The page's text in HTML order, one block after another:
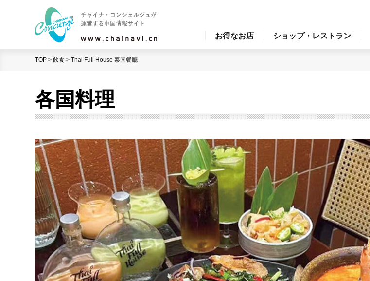
お得なお店 ショップ・レストラン
TOP > 飲食 > Thai Full House 泰国餐廳
各国料理